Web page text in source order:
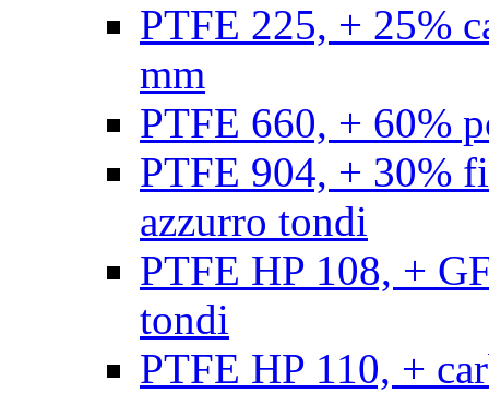
PTFE 225, + 25%
mm
PTFE 660, + 60%
PTFE 904, + 30%
azzurro tondi
PTFE HP 108, +
tondi
PTFE HP 110, +